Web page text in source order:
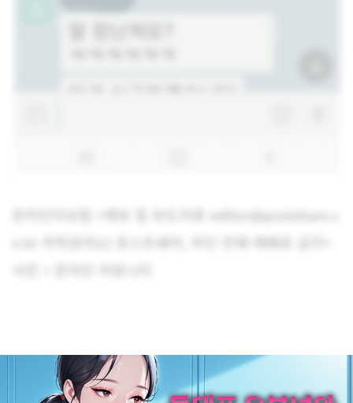
온라인이슈팀 <제보 및 보도자료 editor@postshare.c
o.kr 저작권자(c) 포스트쉐어, 무단 전재-재배포 금지>